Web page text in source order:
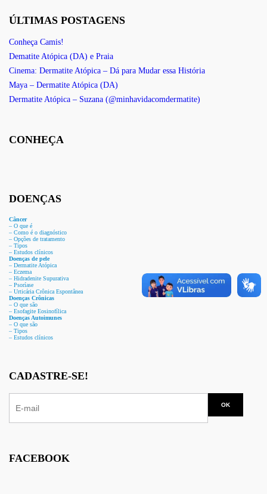
ÚLTIMAS POSTAGENS
Conheça Camis!
Dematite Atópica (DA) e Praia
Cinema: Dermatite Atópica – Dá para Mudar essa História
Maya – Dermatite Atópica (DA)
Dermatite Atópica – Suzana (@minhavidacomdermatite)
CONHEÇA
DOENÇAS
Câncer
– O que é
– Como é o diagnóstico
– Opções de tratamento
– Tipos
– Estudos clínicos
Doenças de pele
– Dermatite Atópica
– Eczema
– Hidradenite Supurativa
– Psoríase
– Urticária Crônica Espontânea
Doenças Crônicas
– O que são
– Esofagite Eosinofílica
Doenças Autoimunes
– O que são
– Tipos
– Estudos clínicos
CADASTRE-SE!
FACEBOOK